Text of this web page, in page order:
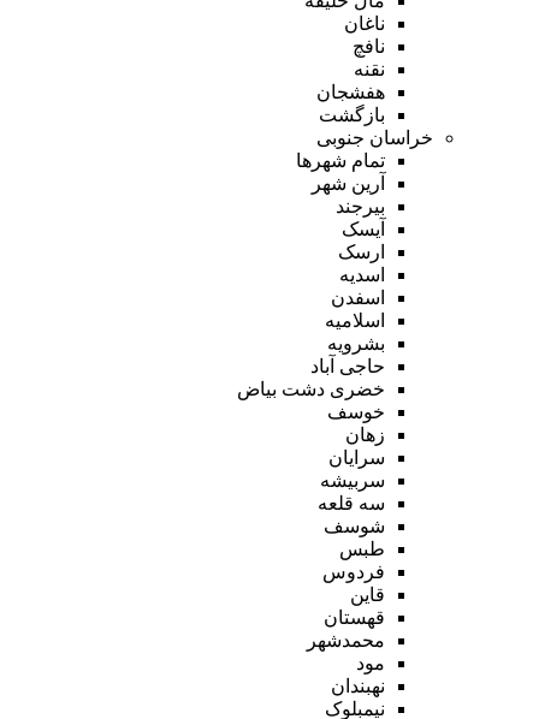
ناغان
نافچ
نقنه
هفشجان
بازگشت
خراسان جنوبی
تمام شهر‌ها
آرین شهر
بیرجند
آیسک
ارسک
اسدیه
اسفدن
اسلامیه
بشرویه
حاجی آباد
خضری دشت بیاض
خوسف
زهان
سرایان
سربیشه
سه قلعه
شوسف
طبس
فردوس
قاین
قهستان
محمدشهر
مود
نهبندان
نیمبلوک